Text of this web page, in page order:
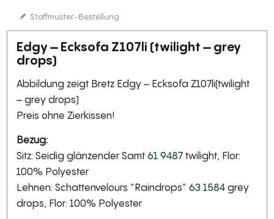
Stoffmuster-Bestellung
Edgy – Ecksofa Z107li (twilight – grey
drops)
Abbildung zeigt Bretz Edgy – Ecksofa Z107li(twilight
– grey drops)
Preis ohne Zierkissen!
Bezug:
Sitz: Seidig glänzender Samt61 9487twilight, Flor:
100% Polyester
Lehnen: Schattenvelours “Raindrops”63 1584grey
drops, Flor: 100% Polyester